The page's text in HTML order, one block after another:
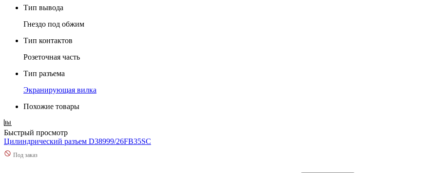
Тип вывода
Гнездо под обжим
Тип контактов
Розеточная часть
Тип разъема
Экранирующая вилка
Похожие товары
Быстрый просмотр
Цилиндрический разъем D38999/26FB35SC
Под заказ